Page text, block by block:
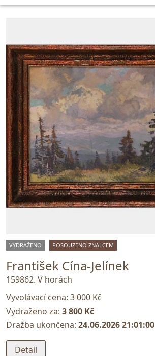
VYDRAŽENO POSOUZENO ZNALCEM
František Cína-Jelínek
159862. V horách
Vyvolávací cena: 3 000 Kč
Vydraženo za: 3 800 Kč
Dražba ukončena: 24.06.2026 21:01:00
Detail